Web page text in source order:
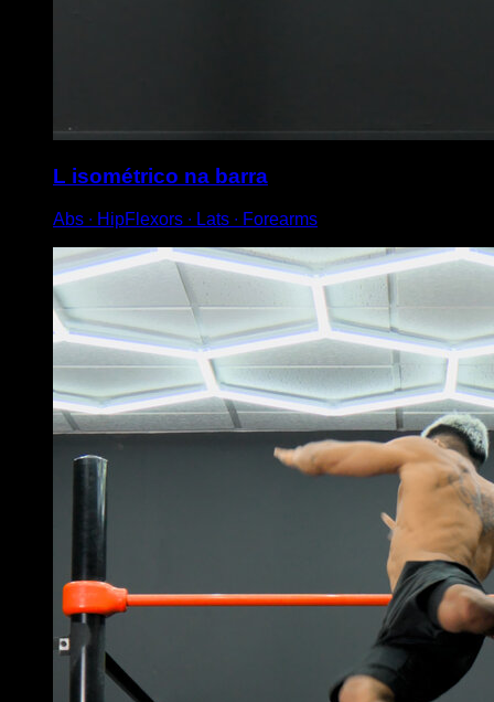
L isométrico na barra
Abs ∙ HipFlexors ∙ Lats ∙ Forearms